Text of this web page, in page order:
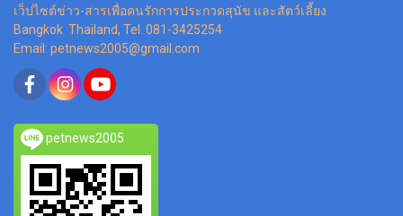
เว็ปไซต์ข่าว-สารเพื่อคนรักการประกวดสุนัข และสัตว์เลี้ยง
Bangkok Thailand, Tel. 081-3425254
Email: petnews2005@gmail.com
petnews2005